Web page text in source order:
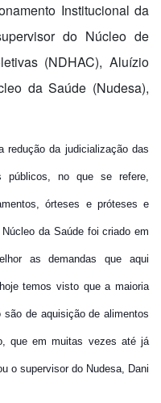
Institucional da
do Núcleo de
(NDHAC), Aluízio
da Saúde (Nudesa),
redução da judicialização das
públicos, no que se refere,
órteses e próteses e
da Saúde foi criado em
as demandas que aqui
hojetemos visto que a maioria
de aquisição de alimentos
que em muitas vezes até já
o supervisor do Nudesa, Dani